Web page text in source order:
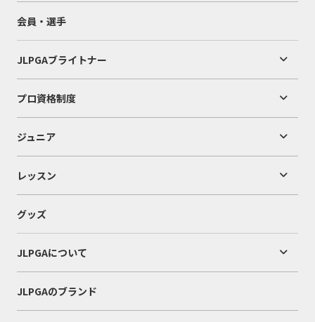
会員・選手
JLPGAブライトナー
プロ資格制度
ジュニア
レッスン
グッズ
JLPGAについて
JLPGAのブランド